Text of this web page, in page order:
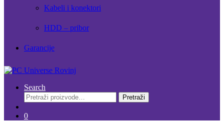
Kabeli i konektori
HDD – pribor
Garancije
Search
Pretraži:
Pretraži
0